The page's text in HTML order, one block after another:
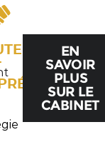
EN
SAVOIR
PLUS
SUR LE
CABINET